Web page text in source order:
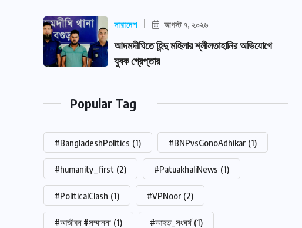
সারাদেশ আগস্ট ৭, ২০২৬
আদমদীঘিতে হিন্দু মহিলার শ্লীলতাহানির অভিযোগে
যুবক গ্রেপ্তার
Popular Tag
#BangladeshPolitics (1) #BNPvsGonoAdhikar (1)
#humanity_first (2) #PatuakhaliNews (1)
#PoliticalClash (1) #VPNoor (2)
#আজীবন #সম্মাননা (1) #আহত_সংঘর্ষ (1)